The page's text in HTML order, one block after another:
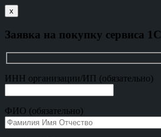
х
Заявка на покупку сервиса 1С
ИНН организации/ИП (обязательно)
ФИО (обязательно)